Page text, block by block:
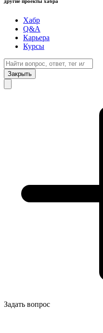
Хабр
Q&A
Карьера
Курсы
Закрыть
Задать вопрос